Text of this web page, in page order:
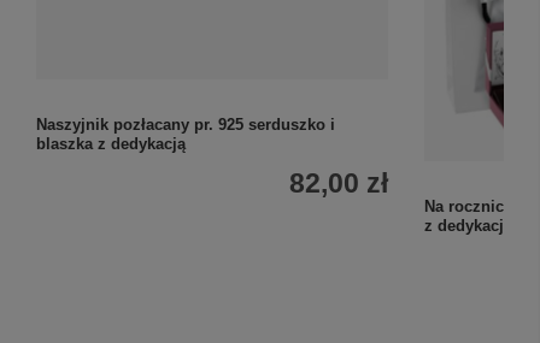
Naszyjnik pozłacany pr. 925 serduszko i
blaszka z dedykacją
82,00 zł
Na rocznicę:
z dedykacją